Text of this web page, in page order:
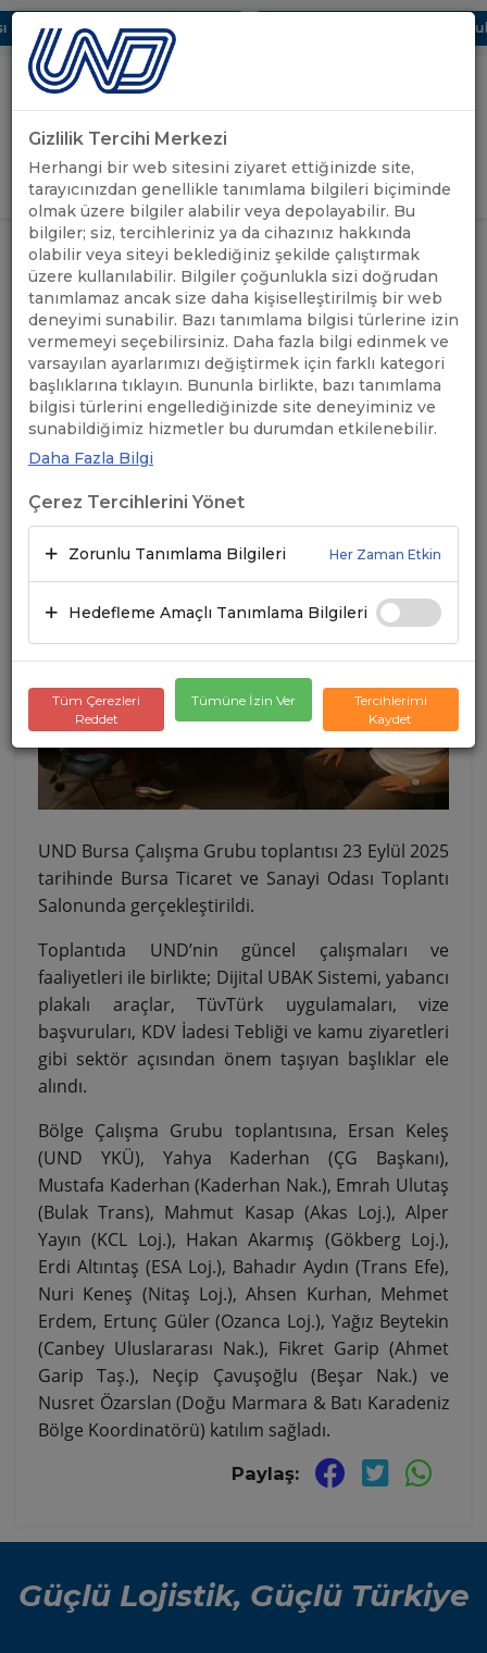
Dijital UBAK Bölümü Hakkında UND, Yunanistan Vize
Uluslararası Nakliyeciler Derneği
GİRİŞ YAP
ANASAYFA /
UND'DEN
HABERLER
/ BURSA BÖLGE ÇALIŞMA GRUBU
TOPLANTISI GERÇEKLEŞTİRİLDİ
BURSA BÖLGE ÇALIŞMA
GRUBU TOPLANTISI
GERÇEKLEŞTİRİLDİ
24.09.2025
UND Bursa Çalışma Grubu toplantısı 23 Eylül 2025
tarihinde Bursa Ticaret ve Sanayi Odası Toplantı
Salonunda gerçekleştirildi.
Toplantıda UND’nin güncel çalışmaları ve
faaliyetleri ile birlikte; Dijital UBAK Sistemi, yabancı
plakalı araçlar, TüvTürk uygulamaları, vize
başvuruları, KDV İadesi Tebliği ve kamu ziyaretleri
gibi sektör açısından önem taşıyan başlıklar ele
alındı.
Bölge Çalışma Grubu toplantısına, Ersan Keleş
(UND YKÜ), Yahya Kaderhan (ÇG Başkanı),
Mustafa Kaderhan (Kaderhan Nak.), Emrah Ulutaş
(Bulak Trans), Mahmut Kasap (Akas Loj.), Alper
Yayın (KCL Loj.), Hakan Akarmış (Gökberg Loj.),
Erdi Altıntaş (ESA Loj.), Bahadır Aydın (Trans Efe),
Nuri Keneş (Nitaş Loj.), Ahsen Kurhan, Mehmet
Erdem, Ertunç Güler (Ozanca Loj.), Yağız Beytekin
(Canbey Uluslararası Nak.), Fikret Garip (Ahmet
Garip Taş.), Neçip Çavuşoğlu (Beşar Nak.) ve
Nusret Özarslan (Doğu Marmara & Batı Karadeniz
Bölge Koordinatörü) katılım sağladı.
Paylaş:
Güçlü Lojistik, Güçlü Türkiye
Gizlilik Tercihi Merkezi
Herhangi bir web sitesini ziyaret ettiğinizde site,
tarayıcınızdan genellikle tanımlama bilgileri biçiminde
olmak üzere bilgiler alabilir veya depolayabilir. Bu
bilgiler; siz, tercihleriniz ya da cihazınız hakkında
olabilir veya siteyi beklediğiniz şekilde çalıştırmak
üzere kullanılabilir. Bilgiler çoğunlukla sizi doğrudan
tanımlamaz ancak size daha kişiselleştirilmiş bir web
deneyimi sunabilir. Bazı tanımlama bilgisi türlerine izin
vermemeyi seçebilirsiniz. Daha fazla bilgi edinmek ve
varsayılan ayarlarımızı değiştirmek için farklı kategori
başlıklarına tıklayın. Bununla birlikte, bazı tanımlama
bilgisi türlerini engellediğinizde site deneyiminiz ve
sunabildiğimiz hizmetler bu durumdan etkilenebilir.
Daha Fazla Bilgi
Çerez Tercihlerini Yönet
Zorunlu Tanımlama Bilgileri Her Zaman Etkin
Hedefleme Amaçlı Tanımlama Bilgileri
Tüm Çerezleri
Reddet
Tümüne İzin Ver
Tercihlerimi
Kaydet